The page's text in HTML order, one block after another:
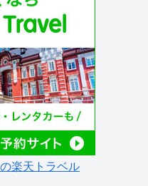
楽天トラベル